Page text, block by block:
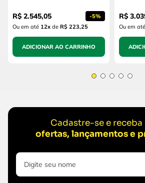
R$ 2.545,05 -5%
Ou em até 12x de R$ 223,25
ADICIONAR AO CARRINHO
R$ 3.
Ou em até
Cadastre-se e receba
ofertas, lançamentos e